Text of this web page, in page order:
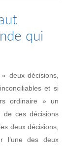
qui
deux décisions,
et si
ordinaire » un
de ces décisions
deux décisions,
l’une des deux